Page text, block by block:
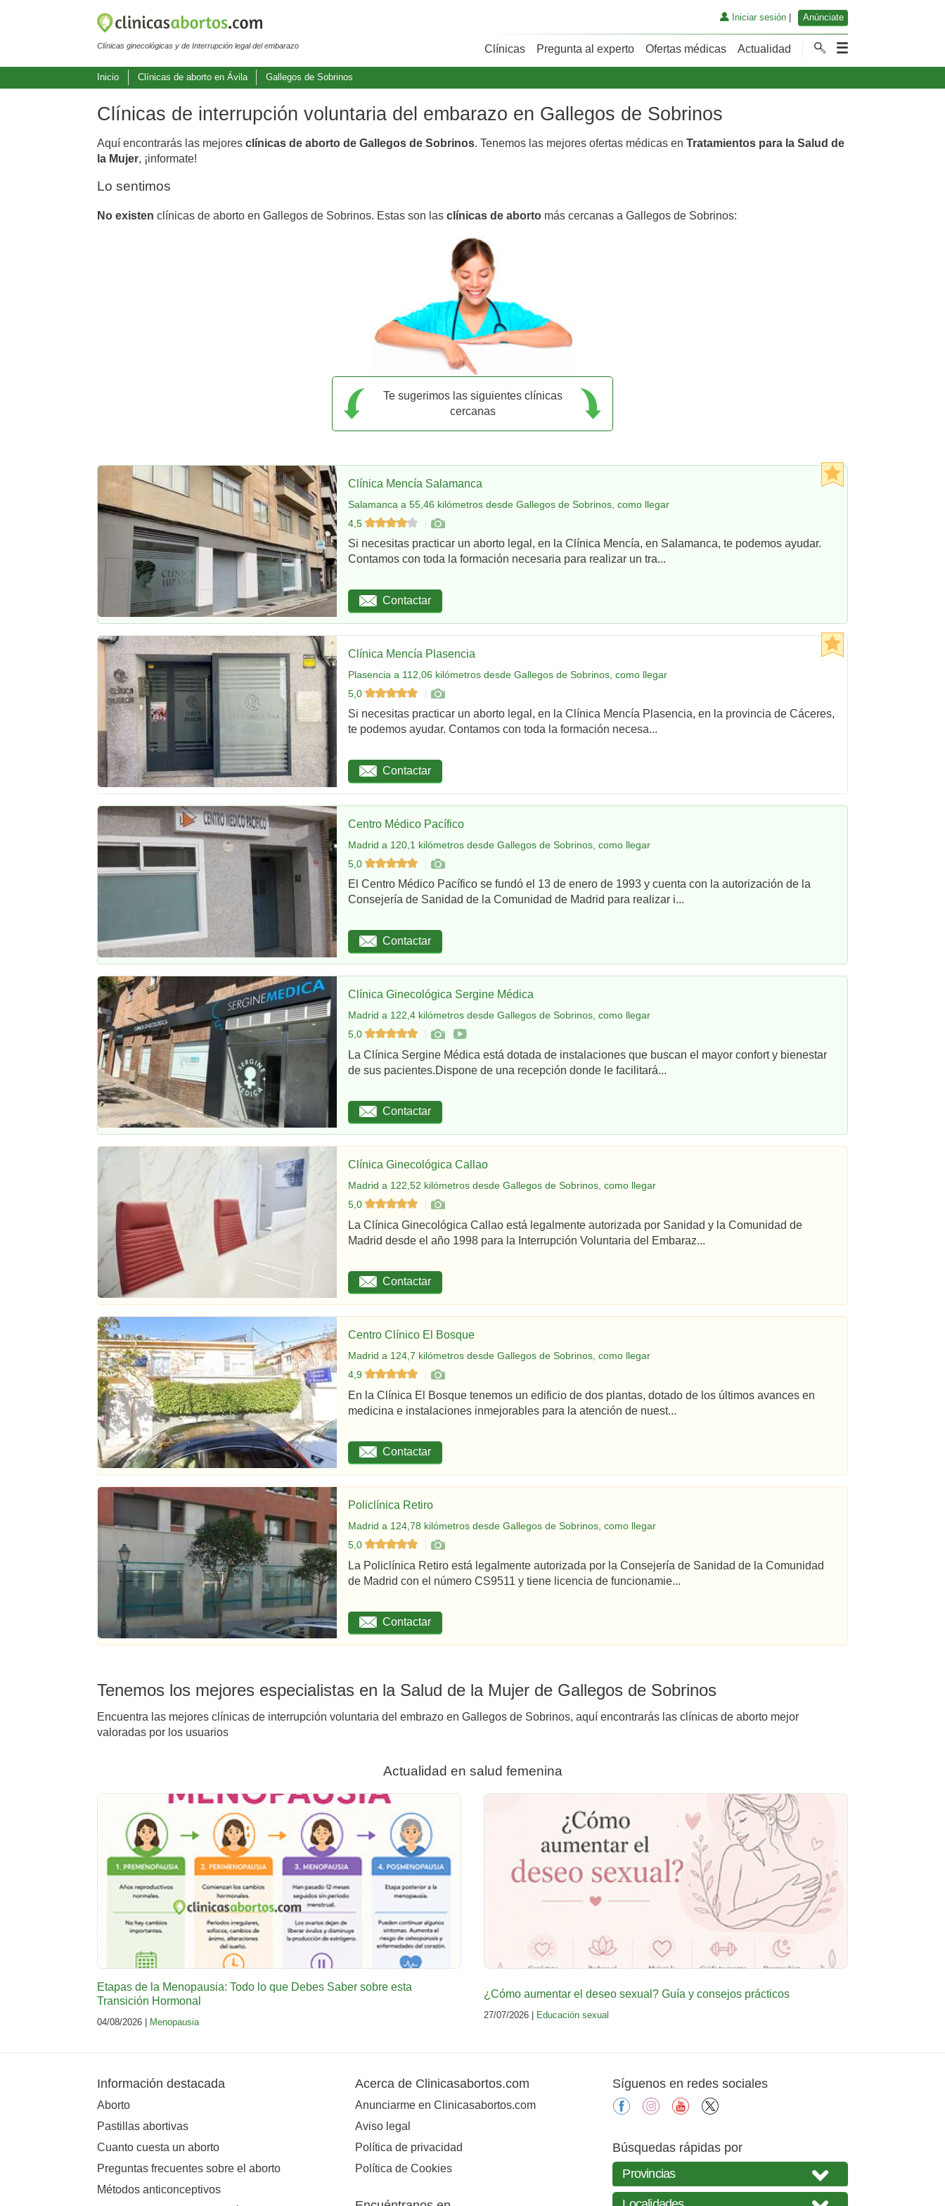
Clínicas ginecológicas y de Interrupción legal del embarazo
Iniciar sesión| Anúnciate
Clínicas Pregunta al experto Ofertas médicas Actualidad
Inicio Clínicas de aborto en Ávila Gallegos de Sobrinos
Clínicas de interrupción voluntaria del embarazo en Gallegos de Sobrinos
Aquí encontrarás las mejores clínicas de aborto de Gallegos de Sobrinos. Tenemos las mejores ofertas médicas en Tratamientos para la Salud de
la Mujer, ¡informate!
Lo sentimos
No existen clínicas de aborto en Gallegos de Sobrinos. Estas son las clínicas de aborto más cercanas a Gallegos de Sobrinos:
Te sugerimos las siguientes clínicas
cercanas
Clínica Mencía Salamanca
Salamanca a 55,46 kilómetros desde Gallegos de Sobrinos, como llegar
4,5
Si necesitas practicar un aborto legal, en la Clínica Mencía, en Salamanca, te podemos ayudar.
Contamos con toda la formación necesaria para realizar un tra...
Contactar
Clínica Mencía Plasencia
Plasencia a 112,06 kilómetros desde Gallegos de Sobrinos, como llegar
5,0
Si necesitas practicar un aborto legal, en la Clínica Mencía Plasencia, en la provincia de Cáceres,
te podemos ayudar. Contamos con toda la formación necesa...
Contactar
Centro Médico Pacífico
Madrid a 120,1 kilómetros desde Gallegos de Sobrinos, como llegar
5,0
El Centro Médico Pacífico se fundó el 13 de enero de 1993 y cuenta con la autorización de la
Consejería de Sanidad de la Comunidad de Madrid para realizar i...
Contactar
Clínica Ginecológica Sergine Médica
Madrid a 122,4 kilómetros desde Gallegos de Sobrinos, como llegar
5,0
La Clínica Sergine Médica está dotada de instalaciones que buscan el mayor confort y bienestar
de sus pacientes.Dispone de una recepción donde le facilitará...
Contactar
Clínica Ginecológica Callao
Madrid a 122,52 kilómetros desde Gallegos de Sobrinos, como llegar
5,0
La Clínica Ginecológica Callao está legalmente autorizada por Sanidad y la Comunidad de
Madrid desde el año 1998 para la Interrupción Voluntaria del Embaraz...
Contactar
Centro Clínico El Bosque
Madrid a 124,7 kilómetros desde Gallegos de Sobrinos, como llegar
4,9
En la Clínica El Bosque tenemos un edificio de dos plantas, dotado de los últimos avances en
medicina e instalaciones inmejorables para la atención de nuest...
Contactar
Policlínica Retiro
Madrid a 124,78 kilómetros desde Gallegos de Sobrinos, como llegar
5,0
La Policlínica Retiro está legalmente autorizada por la Consejería de Sanidad de la Comunidad
de Madrid con el número CS9511 y tiene licencia de funcionamie...
Contactar
Tenemos los mejores especialistas en la Salud de la Mujer de Gallegos de Sobrinos
Encuentra las mejores clínicas de interrupción voluntaria del embrazo en Gallegos de Sobrinos, aquí encontrarás las clínicas de aborto mejor
valoradas por los usuarios
Actualidad en salud femenina
Etapas de la Menopausia: Todo lo que Debes Saber sobre esta
Transición Hormonal
04/08/2026 | Menopausia
¿Cómo aumentar el deseo sexual? Guía y consejos prácticos
27/07/2026 | Educación sexual
Información destacada
Aborto
Pastillas abortivas
Cuanto cuesta un aborto
Preguntas frecuentes sobre el aborto
Métodos anticonceptivos
Acerca de Clinicasabortos.com
Anunciarme en Clinicasabortos.com
Aviso legal
Política de privacidad
Política de Cookies
Síguenos en redes sociales
facebookinstagramyoutube
Búsquedas rápidas por